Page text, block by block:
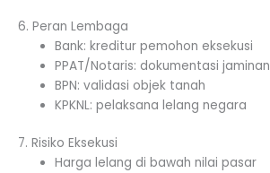
6. Peran Lembaga
Bank: kreditur pemohon eksekusi
PPAT/Notaris: dokumentasi jaminan
BPN: validasi objek tanah
KPKNL: pelaksana lelang negara
7. Risiko Eksekusi
Harga lelang di bawah nilai pasar